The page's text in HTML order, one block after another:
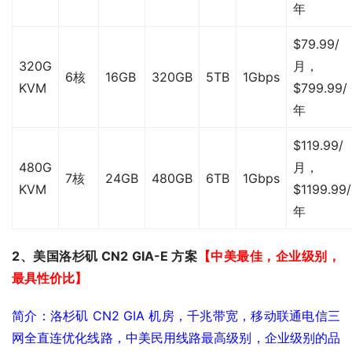
年
320G
KVM
6核 16GB 320GB 5TB 1Gbps
$79.99/
月，
$799.99/
年
480G
KVM
7核 24GB 480GB 6TB 1Gbps
$119.99/
月，
$1199.99/
年
2、美国洛杉矶 CN2 GIA-E 方案 【中美最佳，企业级别，
最具性价比】
简介：洛杉矶 CN2 GIA 机房，千兆带宽，移动联通电信三
网全直连优化线路，中美民用线路最高级别，企业级别的品